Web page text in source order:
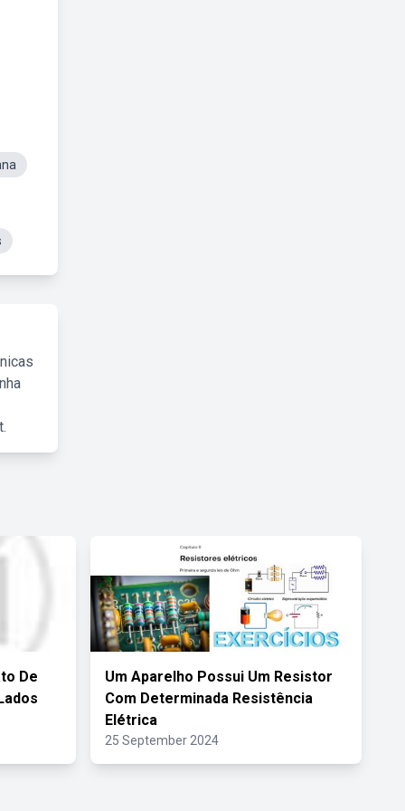
De
Um Aparelho Possui Um Resistor
Com Determinada Resistência
Elétrica
25 September 2024